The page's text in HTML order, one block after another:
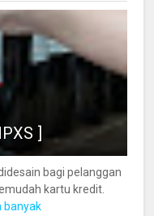
]
bagi pelanggan
kartu kredit.
banyak